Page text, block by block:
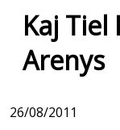
Kaj Tiel
Arenys
26/08/2011